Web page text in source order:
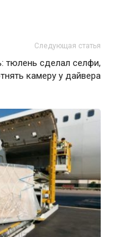
Следующая статья
тюлень сделал селфи,
камеру у дайвера